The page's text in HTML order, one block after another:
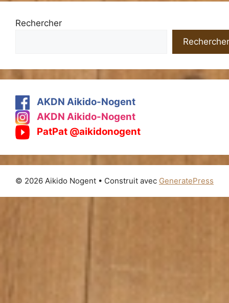
Rechercher
Rechercher
AKDN Aikido-Nogent
AKDN Aikido-Nogent
PatPat @aikidonogent
© 2026 Aikido Nogent • Construit avec GeneratePress